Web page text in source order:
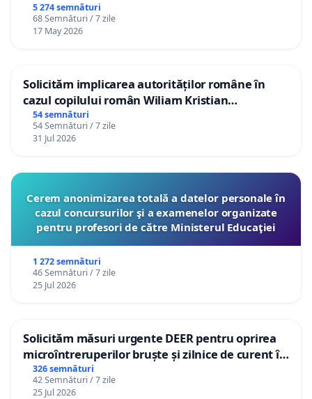
5 274 semnături
68 Semnături / 7 zile
17 May 2026
Solicităm implicarea autorităților române în
cazul copilului român Wiliam Kristian
Gheorghe, aflat în plasament în Danemarca de
12 ani
54 semnături
54 Semnături / 7 zile
31 Jul 2026
Cerem anonimizarea totală a datelor personale în
cazul concursurilor şi a examenelor organizate
pentru profesori de către Ministerul Educaţiei
1 272 semnături
46 Semnături / 7 zile
25 Jul 2026
Solicităm măsuri urgente DEER pentru oprirea
microîntreruperilor bruște și zilnice de curent în
Sâncraiu de Mureș și Nazna
326 semnături
42 Semnături / 7 zile
25 Jul 2026